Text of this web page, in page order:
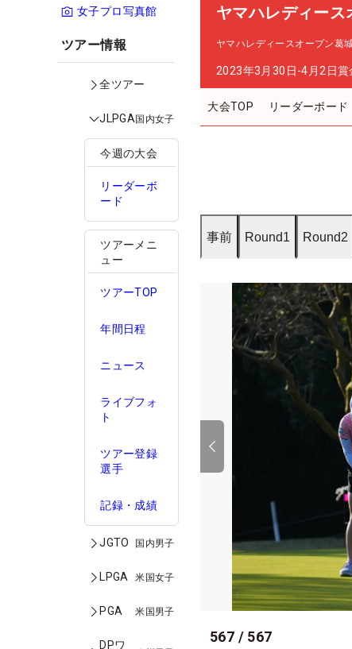
女子プロ写真館
ツアー情報
全ツアー
JLPGA国内女子
今週の大会
リーダーボ
ード
ツアーメニ
ュー
ツアーTOP
年間日程
ニュース
ライブフォ
ト
ツアー登録
選手
記録・成績
JGTO 国内男子
LPGA 米国女子
PGA 米国男子
DPワ
ヤマハレディース
ヤマハレディースオープン葛
2023年3月30日-4月2日賞
大会TOP リーダーボード
事前 Round1 Round2
567 / 567